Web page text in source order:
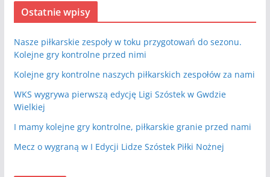
Ostatnie wpisy
Nasze piłkarskie zespoły w toku przygotowań do sezonu.
Kolejne gry kontrolne przed nimi
Kolejne gry kontrolne naszych piłkarskich zespołów za nami
WKS wygrywa pierwszą edycję Ligi Szóstek w Gwdzie
Wielkiej
I mamy kolejne gry kontrolne, piłkarskie granie przed nami
Mecz o wygraną w I Edycji Lidze Szóstek Piłki Nożnej